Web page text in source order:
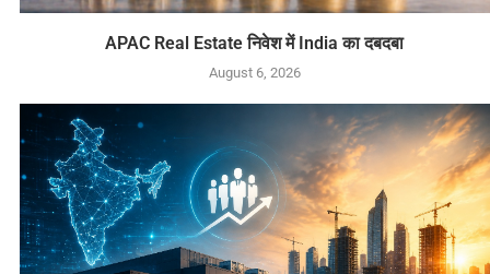
APAC Real Estate निवेश में India का दबदबा
August 6, 2026